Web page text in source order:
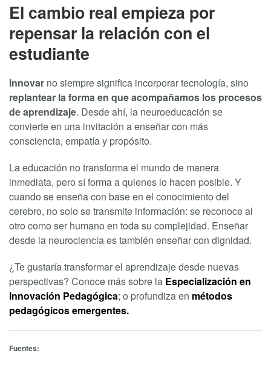
El cambio real empieza por
repensar la relación con el
estudiante
Innovar no siempre significa incorporar tecnología, sino
replantear la forma en que acompañamos los procesos
de aprendizaje. Desde ahí, la neuroeducación se
convierte en una invitación a enseñar con más
consciencia, empatía y propósito.
La educación no transforma el mundo de manera
inmediata, pero sí forma a quienes lo hacen posible. Y
cuando se enseña con base en el conocimiento del
cerebro, no solo se transmite información: se reconoce al
otro como ser humano en toda su complejidad. Enseñar
desde la neurociencia es también enseñar con dignidad.
¿Te gustaría transformar el aprendizaje desde nuevas
perspectivas? Conoce más sobre la Especialización en
Innovación Pedagógica; o profundiza en métodos
pedagógicos emergentes.
Fuentes: